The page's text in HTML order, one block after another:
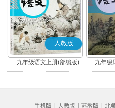
人教版
九年级语文上册(部编版) 九年级
手机版 人教版 苏教版 北